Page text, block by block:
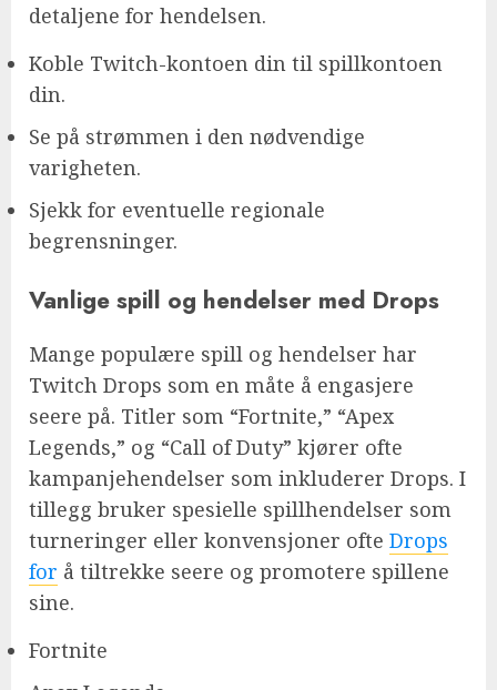
detaljene for hendelsen.
Koble Twitch-kontoen din til spillkontoen
din.
Se på strømmen i den nødvendige
varigheten.
Sjekk for eventuelle regionale
begrensninger.
Vanlige spill og hendelser med Drops
Mange populære spill og hendelser har
Twitch Drops som en måte å engasjere
seere på. Titler som “Fortnite,” “Apex
Legends,” og “Call of Duty” kjører ofte
kampanjehendelser som inkluderer Drops. I
tillegg bruker spesielle spillhendelser som
turneringer eller konvensjoner ofte Drops
for å tiltrekke seere og promotere spillene
sine.
Fortnite